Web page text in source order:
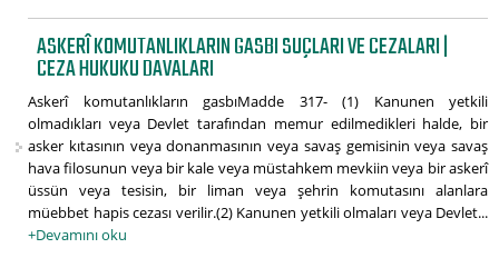
ASKERÎ KOMUTANLIKLARIN GASBI SUÇLARI VE CEZALARI |
CEZA HUKUKU DAVALARI
Askerî komutanlıkların gasbıMadde 317- (1) Kanunen yetkili
olmadıkları veya Devlet tarafından memur edilmedikleri halde, bir
asker kıtasının veya donanmasının veya savaş gemisinin veya savaş
hava filosunun veya bir kale veya müstahkem mevkiin veya bir askerî
üssün veya tesisin, bir liman veya şehrin komutasını alanlara
müebbet hapis cezası verilir.(2) Kanunen yetkili olmaları veya Devlet...
+Devamını oku